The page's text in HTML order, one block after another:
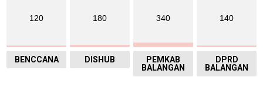
120
BENCCANA
180
DISHUB
340
PEMKAB
BALANGAN
140
DPRD
BALANGAN